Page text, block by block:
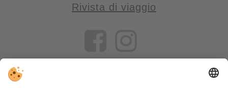
Rivista di viaggio